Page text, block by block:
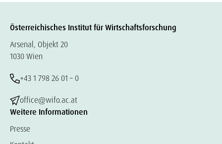
Österreichisches Institut für Wirtschaftsforschung
Arsenal, Objekt 20
1030 Wien
+43 1 798 26 01 – 0
office@wifo.ac.at
Weitere Informationen
Presse